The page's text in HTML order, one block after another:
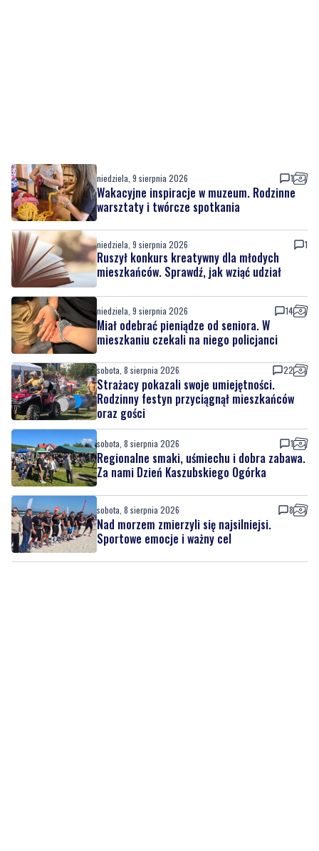
niedziela, 9 sierpnia 2026 1
Wakacyjne inspiracje w muzeum. Rodzinne
warsztaty i twórcze spotkania
niedziela, 9 sierpnia 2026 1
Ruszył konkurs kreatywny dla młodych
mieszkańców. Sprawdź, jak wziąć udział
niedziela, 9 sierpnia 2026 14
Miał odebrać pieniądze od seniora. W
mieszkaniu czekali na niego policjanci
sobota, 8 sierpnia 2026 22
Strażacy pokazali swoje umiejętności.
Rodzinny festyn przyciągnął mieszkańców
oraz gości
sobota, 8 sierpnia 2026 1
Regionalne smaki, uśmiechu i dobra zabawa.
Za nami Dzień Kaszubskiego Ogórka
sobota, 8 sierpnia 2026 8
Nad morzem zmierzyli się najsilniejsi.
Sportowe emocje i ważny cel